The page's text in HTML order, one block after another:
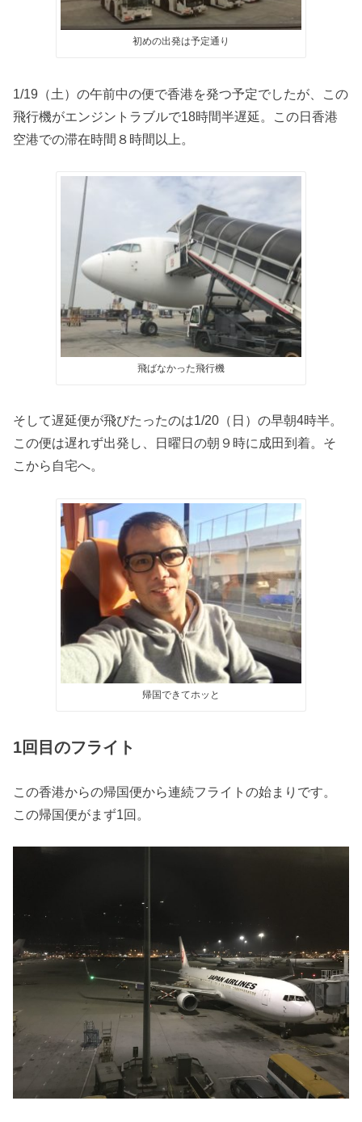
初めの出発は予定通り
1/19（土）の午前中の便で香港を発つ予定でしたが、この
飛行機がエンジントラブルで18時間半遅延。この日香港
空港での滞在時間８時間以上。
飛ばなかった飛行機
そして遅延便が飛びたったのは1/20（日）の早朝4時半。
この便は遅れず出発し、日曜日の朝９時に成田到着。そ
こから自宅へ。
帰国できてホッと
1回目のフライト
この香港からの帰国便から連続フライトの始まりです。
この帰国便がまず1回。